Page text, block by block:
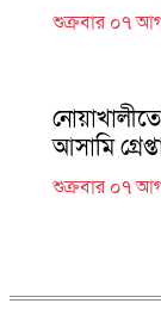
শুক্রবার ০৭
আসামি
শুক্রবার ০৭